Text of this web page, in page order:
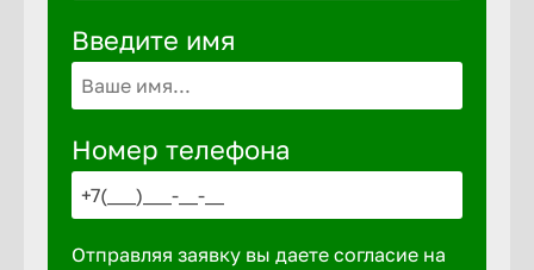
Введите имя
Номер телефона
Отправляя заявку вы даете согласие на